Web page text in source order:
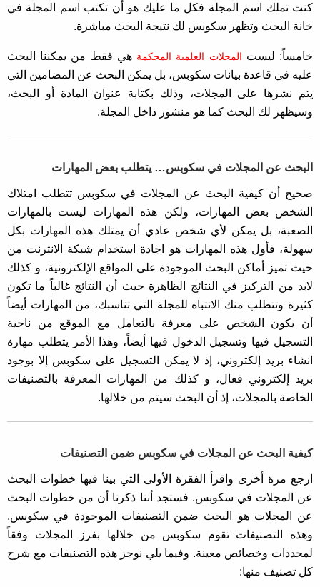
كنت تملك اسم المجلة فكل ما عليك هو أن تكتب اسم المجلة في
خانة البحث وتظهر سكوبس لك نتيجة البحث مباشرة.
خامساً: ليست المجلات العلمية المحكمةهي فقط من يمكننا البحث
عليه في قاعدة بيانات سكوبس، بل يمكن البحث عن المضامين التي
يتم نشرها على المجلات، وذلك بكتابة عنوان المادة أو البحث،
وسيظهر لك البحث كما هو منشور داخل المجلة.
البحث عن المجلات في سكوبس… يتطلب بعض المهارات
صحيح أن كيفية البحث عن المجلات في سكوبس تتطلب امتلاك
الشخص بعض المهارات، ولكن هذه المهارات ليست بالمهارات
الصعبة، بل يمكن لأي شخص عادي أن يمتلك هذه المهارات بكل
سهولة، فأول هذه المهارات هو اجادة استخدام شبكة الانترنت من
حيث تميز أماكن البحث الموجودة على المواقع الإلكترونية، و كذلك
لابد من التركيز في النتائج الظاهرة حيث أن النتائج غالباً ما تكون
كثيرة وتتطلب منك الانتباه للمجلة التي تناسبك، من المهارات أيضاً
أن يكون الشخص على معرفة بالتعامل مع الموقع من ناحية
التسجيل فيها وتسجيل الدخول فيها أيضاً، وهذا الأمر يتطلب مهارة
انشاء بريد إلكتروني، إذ لا يمكن التسجيل على سكوبس إلا بوجود
بريد إلكتروني فعال، و كذلك من المهارات المعرفة بالتصنيفات
الخاصة بالمجلات، إذ أن البحث سيتم من خلالها.
كيفية البحث عن المجلات في سكوبس ضمن التصنيفات
ارجع مرة أخرى واقرأ الفقرة الأولى التي بينا فيها خطوات البحث
عن المجلات في سكوبس. فستجد أننا ذكرنا أن من خطوات البحث
عن المجلات هو البحث ضمن التصنيفات الموجودة في سكوبس.
وهذه التصنيفات تقوم سكوبس من خلالها بفرز المجلات وفقاً
لمحددات وخصائص معينة. وفيما يلي نوجز هذه التصنيفات مع شرح
كل تصنيف منها: